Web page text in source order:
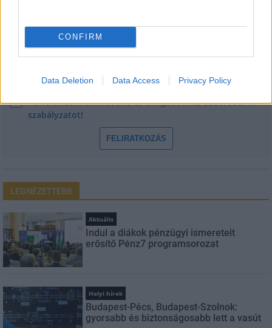
CONFIRM
Data Deletion Data Access Privacy Policy
Feliratkozom a hírlevélre és elfogadom azadatvédelmi
szabályzatot!
FELIRATKOZÁS
LEGNÉZETTEBB
Aktuális
Indul a diákok pénzügyi ismereteit
erősítő Pénz7 programsorozat
Helyi hírek
Budapest-Pécs, Budapest-Szolnok:
gyorsabb és biztonságosabb lett a vasút